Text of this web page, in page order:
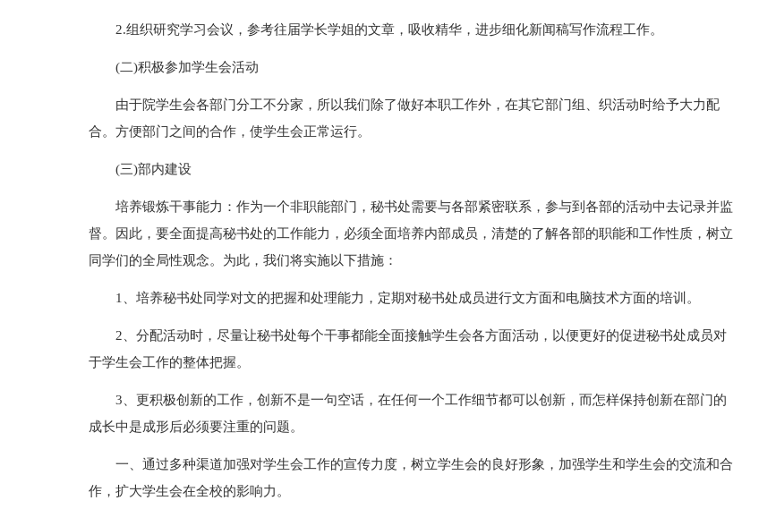
2.组织研究学习会议，参考往届学长学姐的文章，吸收精华，进步细化新闻稿写作流程工作。
(二)积极参加学生会活动
由于院学生会各部门分工不分家，所以我们除了做好本职工作外，在其它部门组、织活动时给予大力配
合。方便部门之间的合作，使学生会正常运行。
(三)部内建设
培养锻炼干事能力：作为一个非职能部门，秘书处需要与各部紧密联系，参与到各部的活动中去记录并监
督。因此，要全面提高秘书处的工作能力，必须全面培养内部成员，清楚的了解各部的职能和工作性质，树立
同学们的全局性观念。为此，我们将实施以下措施：
1、培养秘书处同学对文的把握和处理能力，定期对秘书处成员进行文方面和电脑技术方面的培训。
2、分配活动时，尽量让秘书处每个干事都能全面接触学生会各方面活动，以便更好的促进秘书处成员对
于学生会工作的整体把握。
3、更积极创新的工作，创新不是一句空话，在任何一个工作细节都可以创新，而怎样保持创新在部门的
成长中是成形后必须要注重的问题。
一、通过多种渠道加强对学生会工作的宣传力度，树立学生会的良好形象，加强学生和学生会的交流和合
作，扩大学生会在全校的影响力。